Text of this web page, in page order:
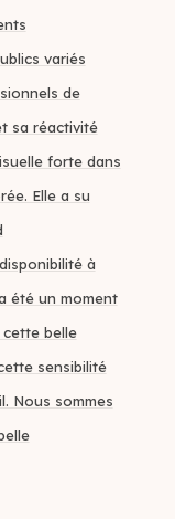
variés
de
sa réactivité
forte dans
Elle a su
à
été un moment
belle
sensibilité
Nous sommes